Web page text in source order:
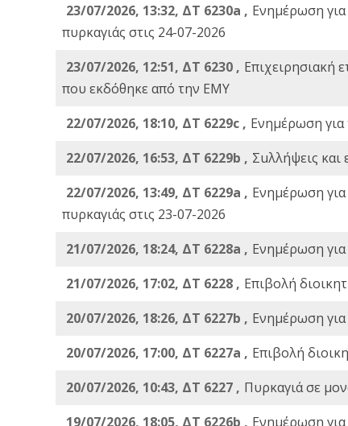
23/07/2026, 13:32, ΔΤ 6230a , Ενημέρωση
πυρκαγιάς στις 24-07-2026
23/07/2026, 12:51, ΔΤ 6230 , Επιχειρησιακή
που εκδόθηκε από την ΕΜΥ
22/07/2026, 18:10, ΔΤ 6229c , Ενημέρωση για
22/07/2026, 16:53, ΔΤ 6229b , Σuλλήψεις και
22/07/2026, 13:49, ΔΤ 6229a , Ενημέρωση
πυρκαγιάς στις 23-07-2026
21/07/2026, 18:24, ΔΤ 6228a , Ενημέρωση
21/07/2026, 17:02, ΔΤ 6228 , Επιβολή
20/07/2026, 18:26, ΔΤ 6227b , Ενημέρωση
20/07/2026, 17:00, ΔΤ 6227a , Επιβολή
20/07/2026, 10:43, ΔΤ 6227 , Πυρκαγιά σε
19/07/2026, 18:05, ΔΤ 6226b , Ενημέρωση